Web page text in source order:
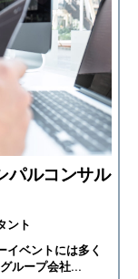
パルコンサル
ント
イベントには多く
ループ会社...